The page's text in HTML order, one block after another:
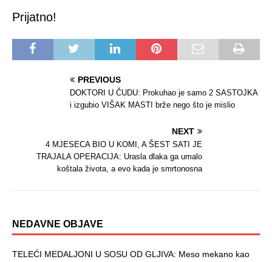
Prijatno!
PREVIOUS
DOKTORI U ČUDU: Prokuhao je samo 2 SASTOJKA
i izgubio VIŠAK MASTI brže nego što je mislio
NEXT
4 MJESECA BIO U KOMI, A ŠEST SATI JE
TRAJALA OPERACIJA: Urasla dlaka ga umalo
koštala života, a evo kada je smrtonosna
NEDAVNE OBJAVE
TELEĆI MEDALJONI U SOSU OD GLJIVA: Meso mekano kao